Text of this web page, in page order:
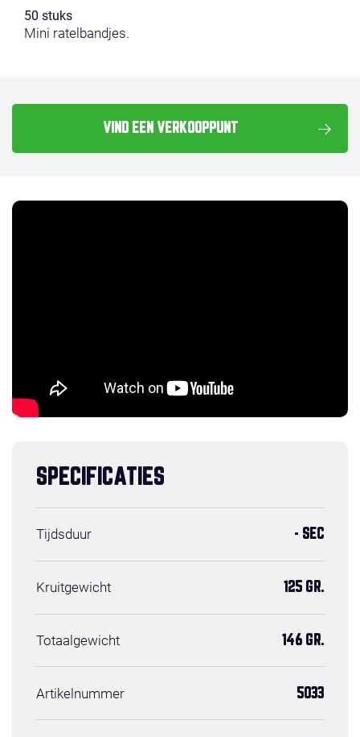
50 stuks
Mini ratelbandjes.
VIND EEN VERKOOPPUNT
SPECIFICATIES
Tijdsduur - SEC
Kruitgewicht 125 GR.
Totaalgewicht 146 GR.
Artikelnummer 5033